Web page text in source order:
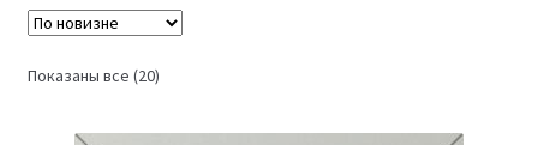
Показаны все (20)Сортировка: